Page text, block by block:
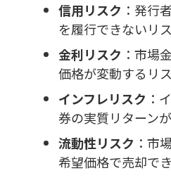
信用リスク ：発行
を履行できないリス
金利リスク ：市場
価格が変動するリス
インフレリスク ：
券の実質リターン
流動性リスク ：市
希望価格で売却で